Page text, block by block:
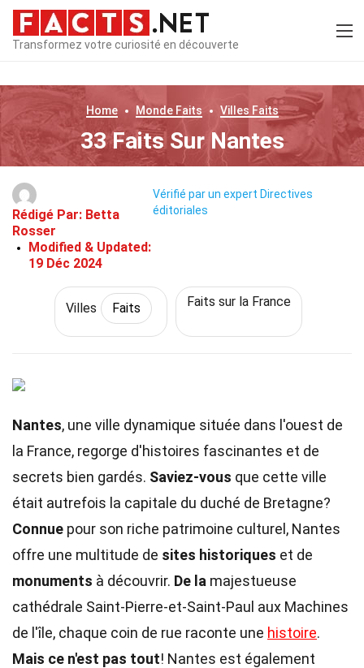
Transformez votre curiosité en découverte
Home MondeFaits Villes Faits
33 Faits Sur Nantes
Rédigé Par: Betta
Rosser
Modified & Updated:
19 Déc 2024
Vérifié par un expert Directives
éditoriales
Villes Faits Faits sur la France
Nantes, une ville dynamique située dans l'ouest de
la France, regorge d'histoires fascinantes et de
secrets bien gardés. Saviez-vous que cette ville
était autrefois la capitale du duché de Bretagne?
Connue pour son riche patrimoine culturel, Nantes
offre une multitude de sites historiques et de
monuments à découvrir. De la majestueuse
cathédrale Saint-Pierre-et-Saint-Paul aux Machines
de l'île, chaque coin de rue raconte une histoire.
Mais ce n'est pas tout! Nantes est également